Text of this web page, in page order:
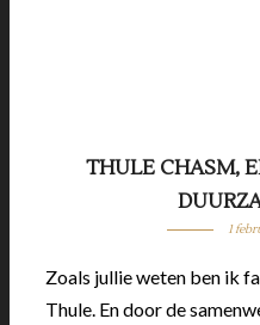
THULE CHASM,
1
Zoals jullie weten ben ik
Thule. En door de